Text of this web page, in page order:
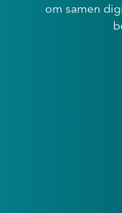
om samen